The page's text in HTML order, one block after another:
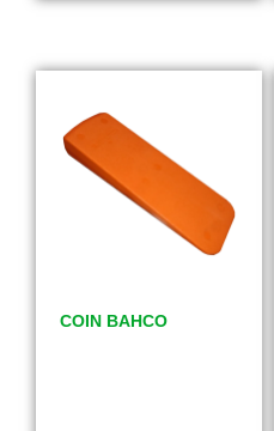
COIN BAHCO